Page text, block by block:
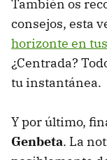
También os
consejos, esta
horizonte en
¿Centrada?
tu instantánea.
Y por último,
Genbeta. La